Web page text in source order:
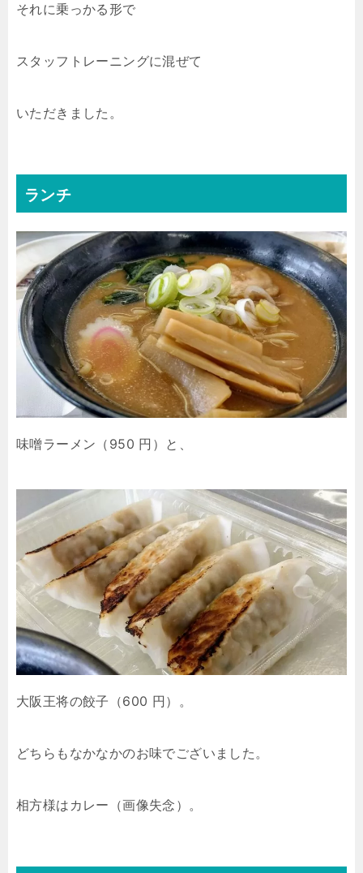
それに乗っかる形で
スタッフトレーニングに混ぜて
いただきました。
ランチ
味噌ラーメン（950 円）と、
大阪王将の餃子（600 円）。
どちらもなかなかのお味でございました。
相方様はカレー（画像失念）。